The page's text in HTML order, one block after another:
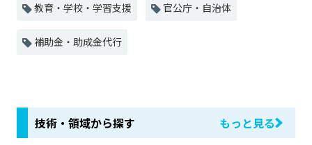
教育・学校・学習支援 官公庁・自治体
補助金・助成金代行
技術・領域から探す もっと見る